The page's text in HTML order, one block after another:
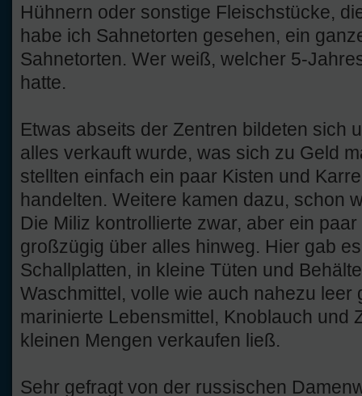
Hühnern oder sonstige Fleischstücke,
habe ich Sahnetorten gesehen, ein
Sahnetorten. Wer weiß, welcher 5-
hatte.
Etwas abseits der Zentren bildeten sich
alles verkauft wurde, was sich zu Geld
stellten einfach ein paar Kisten und
handelten. Weitere kamen dazu, schon
Die Miliz kontrollierte zwar, aber ein
großzügig über alles hinweg. Hier gab
Schallplatten, in kleine Tüten und
Waschmittel, volle wie auch nahezu
marinierte Lebensmittel, Knoblauch und
kleinen Mengen verkaufen ließ.
Sehr gefragt von der russischen